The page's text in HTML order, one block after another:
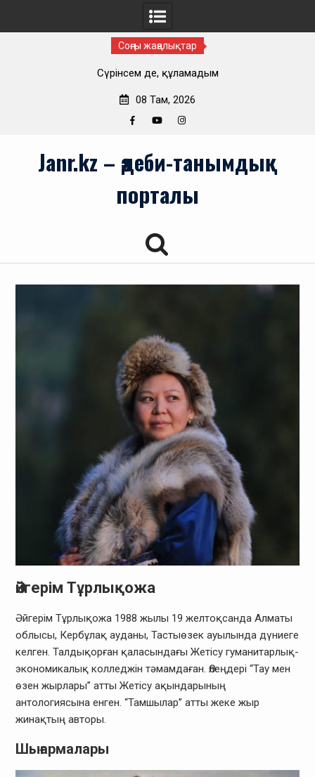
Соңғы жаңалықтар
Сүрінсем де, құламадым
08 Там, 2026
Janr.kz – әдеби-танымдық
порталы
Әйгерім Тұрлықожа
Әйгерім Тұрлықожа 1988 жылы 19 желтоқсанда Алматы
облысы, Кербұлақ ауданы, Тастыөзек ауылында дүниеге
келген. Талдықорған қаласындағы Жетісу гуманитарлық-
экономикалық колледжін тәмамдаған. Өлеңдері “Тау мен
өзен жырлары” атты Жетісу ақындарының
антологиясына енген. “Тамшылар” атты жеке жыр
жинақтың авторы.
Шығармалары